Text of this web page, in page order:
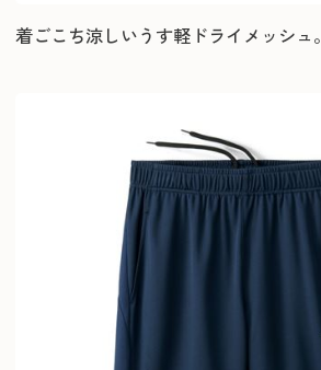
着ごこち涼しいうす軽ドライメッシュ。